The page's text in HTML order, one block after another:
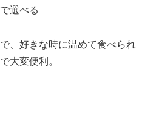
選べる
、好きな時に温めて食べられ
大変便利。